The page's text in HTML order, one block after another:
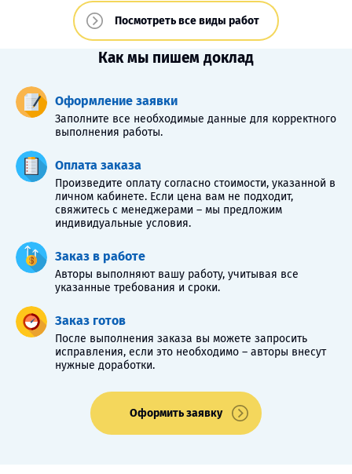
Посмотреть все виды работ
Как мы пишем доклад
Оформление заявки
Заполните все необходимые данные для корректного
выполнения работы.
Оплата заказа
Произведите оплату согласно стоимости, указанной в
личном кабинете. Если цена вам не подходит,
свяжитесь с менеджерами – мы предложим
индивидуальные условия.
Заказ в работе
Авторы выполняют вашу работу, учитывая все
указанные требования и сроки.
Заказ готов
После выполнения заказа вы можете запросить
исправления, если это необходимо – авторы внесут
нужные доработки.
Оформить заявку